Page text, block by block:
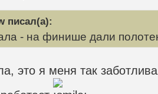
писал(а):
- на финише дали
это я меня так